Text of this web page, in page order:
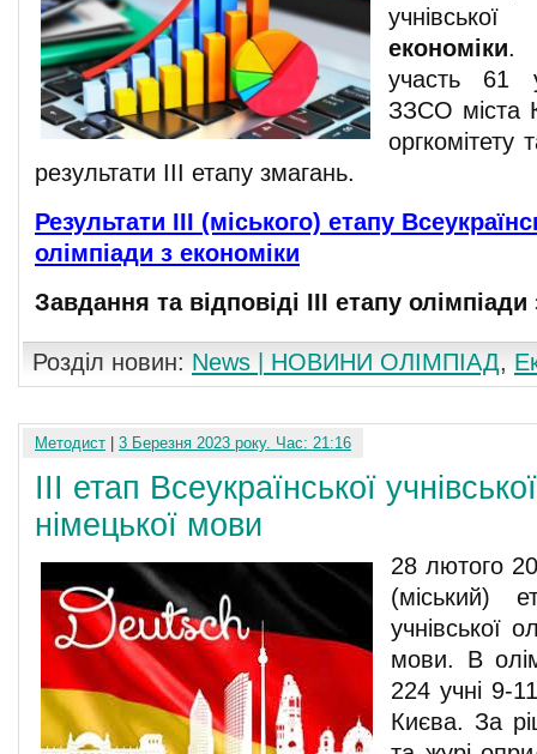
економіки.
участь 61
ЗЗСО міста
оргкомітету
результати ІІІ етапу змагань.
Результати ІІІ (міського) етапу
олімпіади з економіки
Завдання та відповіді ІІI етапу
Розділ новин: News | НОВИНИ ОЛІМПІАД,
Методист 3 Березня 2023 року. Час: 21:16
ІІІ етап Всеукраїнської
німецької мови
28 лютого
(міський)
учнівської
мови. В
224 учні 9-
Києва. За